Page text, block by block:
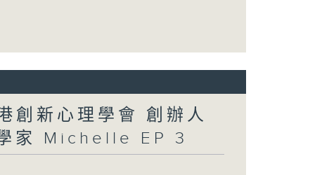
創新心理學會 創辦人
家 Michelle EP 3